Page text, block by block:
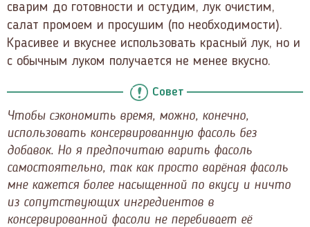
сварим до готовности и остудим, лук очистим,
салат промоем и просушим (по необходимости).
Красивее и вкуснее использовать красный лук, но и
с обычным луком получается не менее вкусно.
Совет
Чтобы сэкономить время, можно, конечно,
использовать консервированную фасоль без
добавок. Но я предпочитаю варить фасоль
самостоятельно, так как просто варёная фасоль
мне кажется более насыщенной по вкусу и ничто
из сопутствующих ингредиентов в
консервированной фасоли не перебивает её